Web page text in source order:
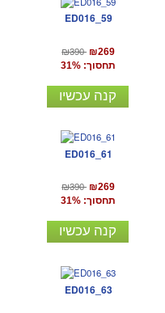
ED016_59
₪390 ₪269
תחסוך: 31%
קנה עכשיו
ED016_61
₪390 ₪269
תחסוך: 31%
קנה עכשיו
ED016_63